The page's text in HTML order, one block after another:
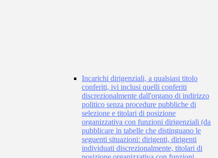
Incarichi dirigenziali, a qualsiasi titolo
conferiti, ivi inclusi quelli conferiti
discrezionalmente dall'organo di indirizzo
politico senza procedure pubbliche di
selezione e titolari di posizione
organizzativa con funzioni dirigenziali (da
pubblicare in tabelle che distinguano le
seguenti situazioni: dirigenti, dirigenti
individuati discrezionalmente, titolari di